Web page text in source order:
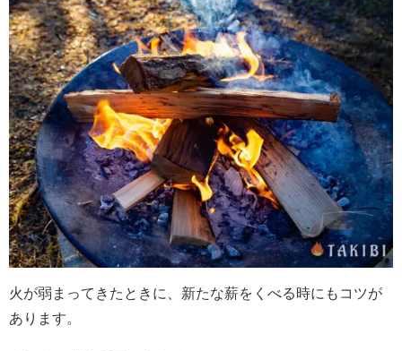
火が弱まってきたときに、新たな薪をくべる時にもコツが
あります。